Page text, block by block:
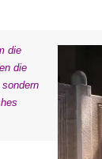
die
die